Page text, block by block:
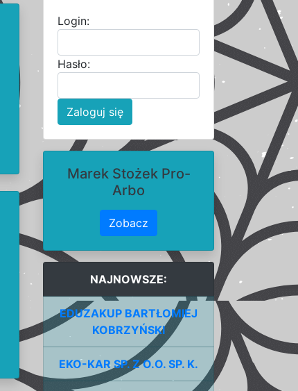
Login:
Hasło:
Zaloguj się
Marek Stożek Pro-
Arbo
Zobacz
NAJNOWSZE:
EDUZAKUP BARTŁOMIEJ
KOBRZYŃSKI
EKO-KAR SP. Z O.O. SP. K.